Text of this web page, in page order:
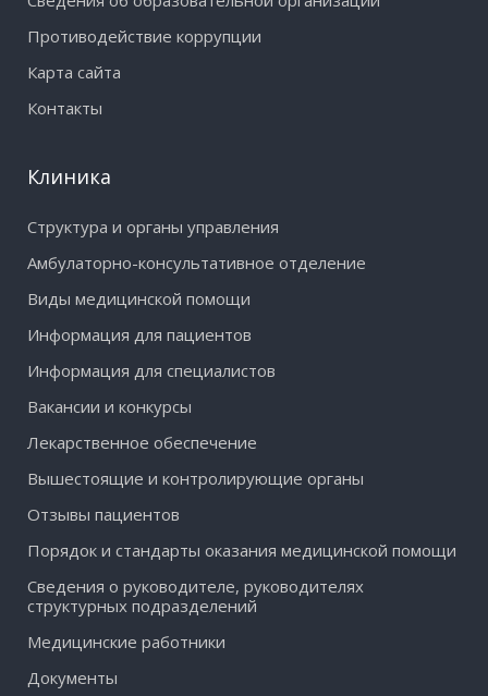
Противодействие коррупции
Карта сайта
Контакты
Клиника
Структура и органы управления
Амбулаторно-консультативное отделение
Виды медицинской помощи
Информация для пациентов
Информация для специалистов
Вакансии и конкурсы
Лекарственное обеспечение
Вышестоящие и контролирующие органы
Отзывы пациентов
Порядок и стандарты оказания медицинской помощи
Сведения о руководителе, руководителях
структурных подразделений
Медицинские работники
Документы